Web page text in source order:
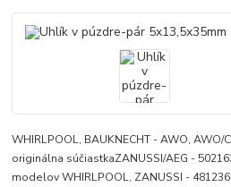
WHIRLPOOL, BAUKNECHT - AWO, AWO/
originálna súčiastkaZANUSSI/AEG -
modelov WHIRLPOOL, ZANUSSI -